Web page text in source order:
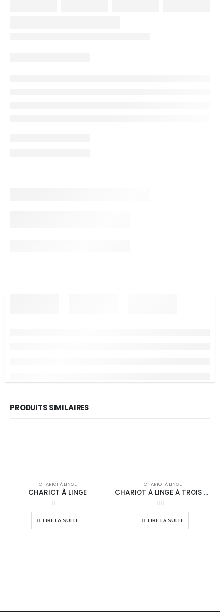
PRODUITS SIMILAIRES
CHARIOT À LINGE
CHARIOT À LINGE
0sur 5
LIRE LA SUITE
CHARIOT À LINGE
CHARIOT À LINGE À TROIS ÉTAGES
0sur 5
LIRE LA SUITE